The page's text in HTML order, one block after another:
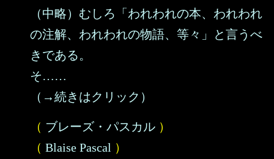
（中略）むしろ「われわれの本、われわれ
の注解、われわれの物語、等々」と言うべ
きである。
そ……
（→続きはクリック）
（ ブレーズ・パスカル ）
（ Blaise Pascal ）